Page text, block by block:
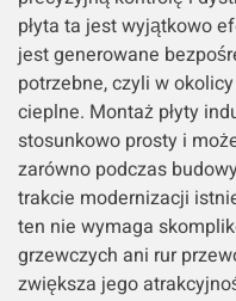
płyta ta jest wyjątkowo
jest generowane
potrzebne, czyli w
cieplne. Montaż płyty
stosunkowo prosty i
zarówno podczas
trakcie modernizacji
ten nie wymaga
grzewczych ani rur
zwiększa jego